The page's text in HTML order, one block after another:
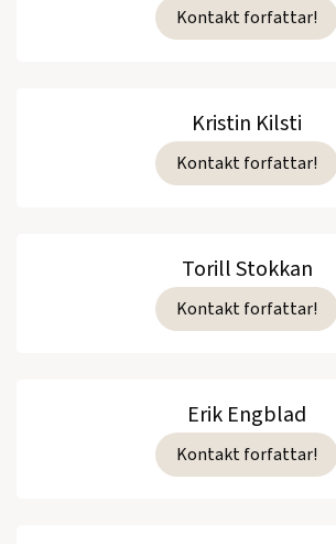
Kontakt forfattar!
Kristin Kilsti
Kontakt forfattar!
Torill Stokkan
Kontakt forfattar!
Erik Engblad
Kontakt forfattar!